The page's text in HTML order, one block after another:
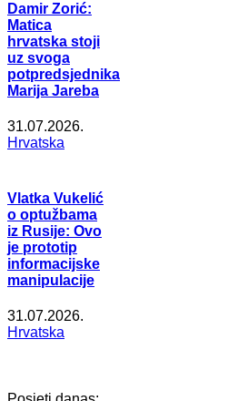
Damir Zorić:
Matica
hrvatska stoji
uz svoga
potpredsjednika
Marija Jareba
31.07.2026.
Hrvatska
Vlatka Vukelić
o optužbama
iz Rusije: Ovo
je prototip
informacijske
manipulacije
31.07.2026.
Hrvatska